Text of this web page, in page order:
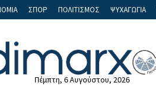
ΣΠΟΡ ΠΟΛΙΤΙΣΜΟΣ ΨΥΧΑΓΩΓΙΑ
Πέμπτη, 6 Αυγούστου, 2026